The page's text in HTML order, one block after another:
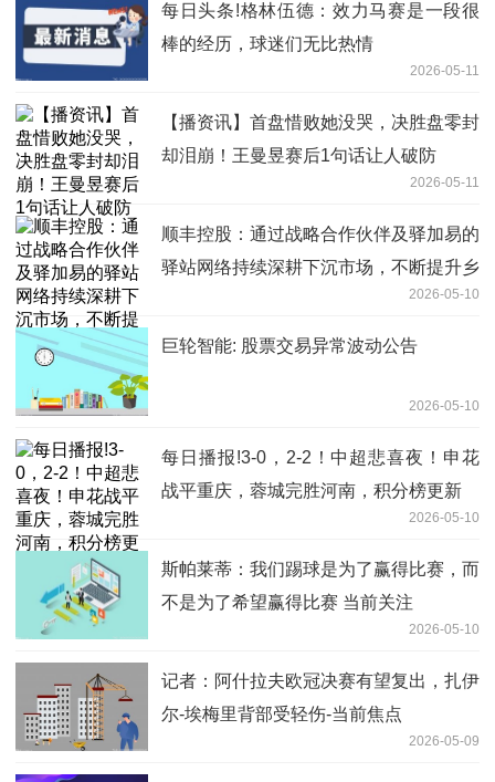
每日头条!格林伍德：效力马赛是一段很
棒的经历，球迷们无比热情
2026-05-11
【播资讯】首盘惜败她没哭，决胜盘零封
却泪崩！王曼昱赛后1句话让人破防
2026-05-11
顺丰控股：通过战略合作伙伴及驿加易的
驿站网络持续深耕下沉市场，不断提升乡
2026-05-10
巨轮智能: 股票交易异常波动公告
2026-05-10
每日播报!3-0，2-2！中超悲喜夜！申花
战平重庆，蓉城完胜河南，积分榜更新
2026-05-10
斯帕莱蒂：我们踢球是为了赢得比赛，而
不是为了希望赢得比赛 当前关注
2026-05-10
记者：阿什拉夫欧冠决赛有望复出，扎伊
尔-埃梅里背部受轻伤-当前焦点
2026-05-09